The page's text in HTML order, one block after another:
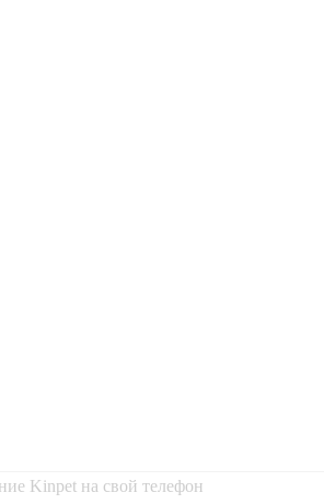
Kinpet на свой телефон